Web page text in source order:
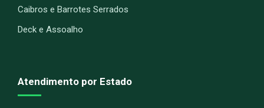
Caibros e Barrotes Serrados
Deck e Assoalho
Atendimento por Estado